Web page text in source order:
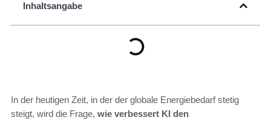
Inhaltsangabe
In der heutigen Zeit, in der der globale Energiebedarf stetig
steigt, wird die Frage, wie verbessert KI den